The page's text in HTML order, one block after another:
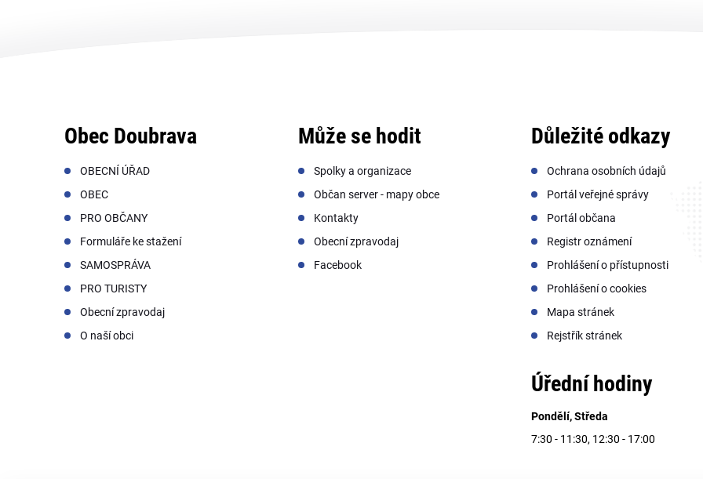
Obec Doubrava
OBECNÍ ÚŘAD
OBEC
PRO OBČANY
Formuláře ke stažení
SAMOSPRÁVA
PRO TURISTY
Obecní zpravodaj
O naší obci
Může se hodit
Spolky a organizace
Občan server - mapy obce
Kontakty
Obecní zpravodaj
Facebook
Důležité odkazy
Ochrana osobních údajů
Portál veřejné správy
Portál občana
Registr oznámení
Prohlášení o přístupnosti
Prohlášení o cookies
Mapa stránek
Rejstřík stránek
Úřední hodiny
Pondělí, Středa
7:30 - 11:30, 12:30 - 17:00